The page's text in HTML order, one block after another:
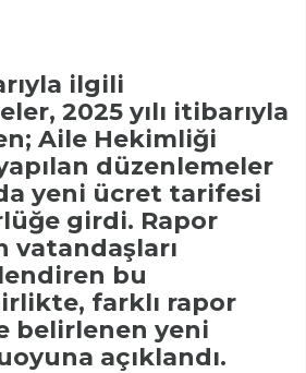
ilgili
2025 yılı itibarıyla
Aile Hekimliği
düzenlemeler
yeni ücret tarifesi
girdi. Rapor
vatandaşları
bu
farklı rapor
belirlenen yeni
açıklandı.